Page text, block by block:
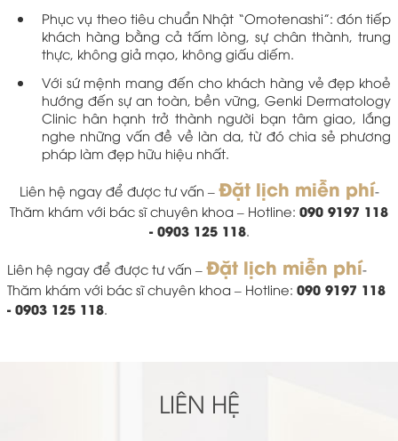
Phục vụ theo tiêu chuẩn Nhật “Omotenashi”: đón tiếp
khách hàng bằng cả tấm lòng, sự chân thành, trung
thực, không giả mạo, không giấu diếm.
Với sứ mệnh mang đến cho khách hàng vẻ đẹp khoẻ
hướng đến sự an toàn, bền vững, Genki Dermatology
Clinic hân hạnh trở thành người bạn tâm giao, lắng
nghe những vấn đề về làn da, từ đó chia sẻ phương
pháp làm đẹp hữu hiệu nhất.
Liên hệ ngay để được tư vấn – Đặt lịch miễn phí-
Thăm khám với bác sĩ chuyên khoa – Hotline: 090 9197 118
- 0903 125 118.
Liên hệ ngay để được tư vấn – Đặt lịch miễn phí-
Thăm khám với bác sĩ chuyên khoa – Hotline: 090 9197 118
- 0903 125 118
LIÊN HỆ